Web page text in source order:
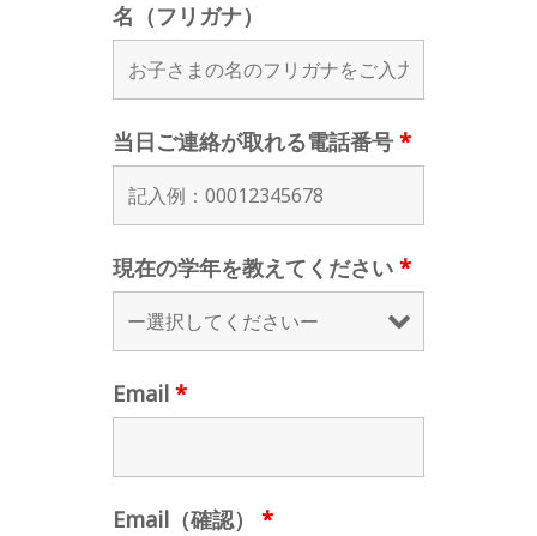
名（フリガナ）
当日ご連絡が取れる電話番号 *
現在の学年を教えてください *
Email *
Email（確認） *